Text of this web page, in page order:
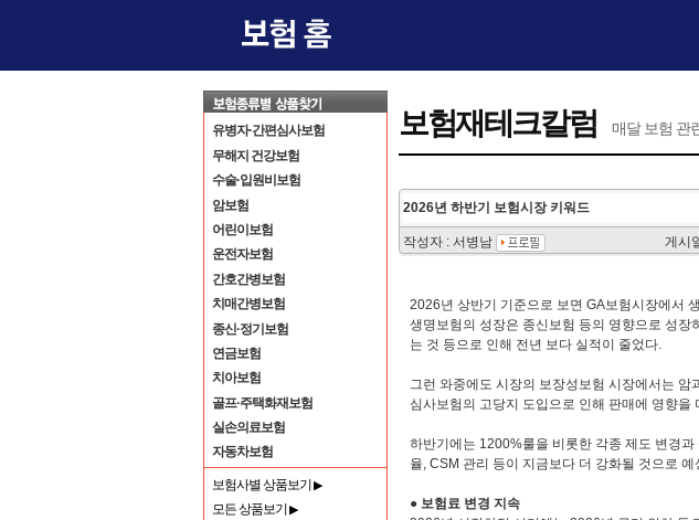
유병자·간편심사보험
무해지 건강보험
수술·입원비보험
암보험
어린이보험
운전자보험
간호간병보험
치매간병보험
종신·정기보험
연금보험
치아보험
골프·주택화재보험
실손의료보험
자동차보험
보험사별 상품보기▶
모든 상품보기 ▶
보험재테크칼럼 매달 보험 관
2026년 하반기 보험시장 키워드
작성자 : 서병남 게시
2026년 상반기 기준으로 보면 GA보험시장에서
생명보험의 성장은 종신보험 등의 영향으로 성
는 것 등으로 인해 전년 보다 실적이 줄었다.
그런 와중에도 시장의 보장성보험 시장에서는
심사보험의 고당지 도입으로 인해 판매에 영향을
하반기에는 1200%룰을 비롯한 각종 제도 변경
율, CSM 관리 등이 지금보다 더 강화될 것으로 예
● 보험료 변경 지속